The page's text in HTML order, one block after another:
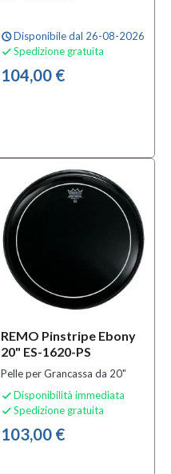
scheduleDisponibile dal 26-08-2026
 Spedizione gratuita
104,00 €
REMO Pinstripe Ebony
20" ES-1620-PS
Pelle per Grancassa da 20"
 Disponibilità immediata
 Spedizione gratuita
103,00 €